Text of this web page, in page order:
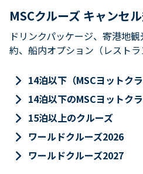
MSCクルーズ キャンセ
ドリンクパッケージ、寄港地
約、船内オプション（レストラ
keyboard_arrow_right 14泊以下（MSCヨットクラ
keyboard_arrow_right 14泊以下のMSCヨットク
keyboard_arrow_right 15泊以上のクルーズ
keyboard_arrow_right ワールドクルーズ2026
keyboard_arrow_right ワールドクルーズ2027